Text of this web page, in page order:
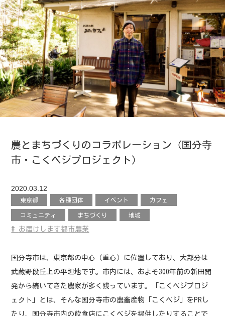
農とまちづくりのコラボレーション（国分寺
市・こくベジプロジェクト）
2020.03.12
東京都 各種団体 イベント カフェ
コミュニティ まちづくり 地域
お届けします都市農業
国分寺市は、東京都の中心（重心）に位置しており、大部分は
武蔵野段丘上の平坦地です。市内には、およそ300年前の新田開
発から続いてきた農家が多く残っています。「こくベジプロジ
ェクト」とは、そんな国分寺市の農畜産物「こくベジ」をPRし
たり、国分寺市内の飲食店にこくベジを提供したりすることで